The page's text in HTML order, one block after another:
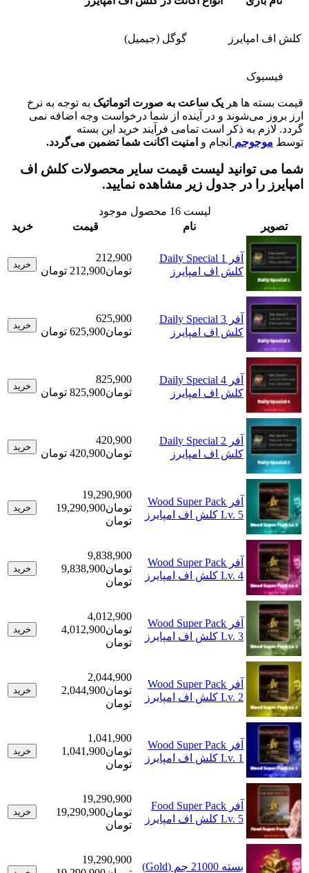
گوگل (جیمیل)
ها هریک ساعت به صورت اتوماتیکبه توجه به نرخ
می‌شوند و در آینده از شما درخواست وجه اضافه نمی
به ذکر است تمامی فرآیند خرید این بسته
انجام وامنیت اکانت شما تضمین می‌گردد.
توانید لیست قیمت سایر محصولات کلش اف
را در جدول زیر مشاهده نمایید.
محصول موجود
خرید
آفر Daily Special 1
کلش اف امپایرز
212,900
تومان
212,900 تومان
خرید
آفر Daily Special 3
کلش اف امپایرز
625,900
تومان
625,900 تومان
خرید
آفر Daily Special 4
کلش اف امپایرز
825,900
تومان
825,900 تومان
خرید
آفر Daily Special 2
کلش اف امپایرز
420,900
تومان
420,900 تومان
آفر Wood Super Pack
Lv. 5 کلش اف امپایرز
19,290,900
تومان 19,290,900
تومان
خرید
آفر Wood Super Pack
Lv. 4 کلش اف امپایرز
9,838,900
تومان 9,838,900
تومان
خرید
آفر Wood Super Pack
Lv. 3 کلش اف امپایرز
4,012,900
تومان 4,012,900
تومان
خرید
آفر Wood Super Pack
Lv. 2 کلش اف امپایرز
2,044,900
تومان 2,044,900
تومان
خرید
آفر Wood Super Pack
Lv. 1 کلش اف امپایرز
1,041,900
تومان 1,041,900
تومان
خرید
آفر Food Super Pack
Lv. 5 کلش اف امپایرز
19,290,900
تومان
19,290,900
تومان
خرید
بسته 21000 جم (Gold)
19,290,900